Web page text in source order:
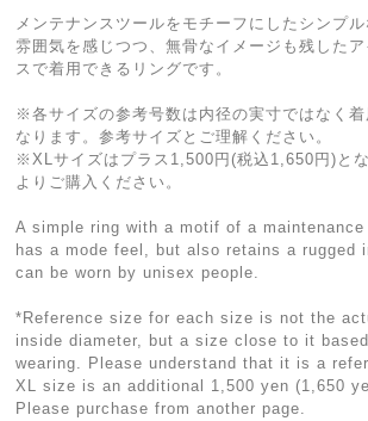
メンテナンスツールをモチーフにしたシンプ
雰囲気を感じつつ、無骨なイメージも残した
スで着用できるリングです。
※各サイズの参考号数は内径の実寸ではなく着
なります。参考サイズとご理解ください。
※XLサイズはプラス1,500円(税込1,650円)と
よりご購入ください。
A simple ring with a motif of a
has a mode feel, but also retains a rugged
can be worn by unisex people.
*Reference size for each size is not the
inside diameter, but a size close to it
wearing. Please understand that it is a
XL size is an additional 1,500 yen (1,650
Please purchase from another page.